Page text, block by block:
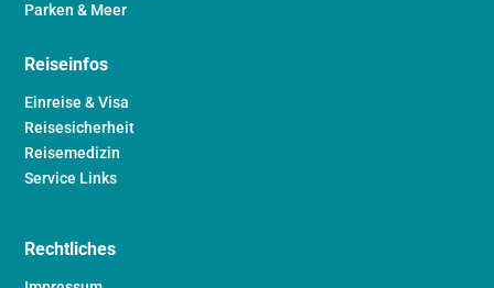
Parken & Meer
Reiseinfos
Einreise & Visa
Reisesicherheit
Reisemedizin
Service Links
Rechtliches